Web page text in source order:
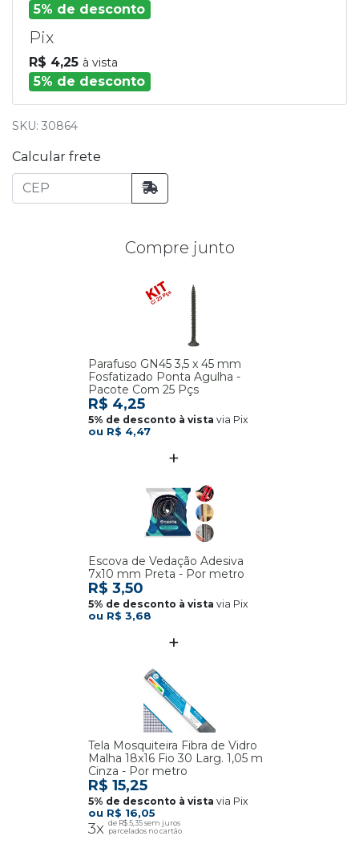
5% de desconto
Pix
R$ 4,25 à vista
5% de desconto
SKU: 30864
Calcular frete
Compre junto
Parafuso GN45 3,5 x 45 mm
Fosfatizado Ponta Agulha -
Pacote Com 25 Pçs
R$ 4,47
R$ 4,25
via Pix
Escova de Vedação Adesiva
7x10 mm Preta - Por metro
R$ 3,68
R$ 3,50
via Pix
Tela Mosquiteira Fibra de Vidro
Malha 18x16 Fio 30 Larg. 1,05 m
Cinza - Por metro
R$ 16,05
3x R$ 5,35
R$ 15,25
via Pix